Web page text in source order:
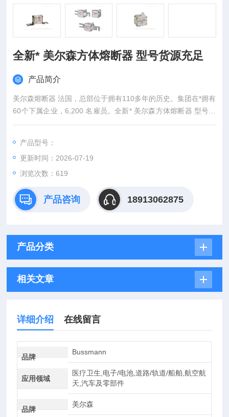
全新* 美尔森方体熔断器 型号货源充足
产品简介
美尔森熔断器 法国，总部位于拥有110多年的历史。集团在*拥有
60个下属企业，6,200 名雇员。全新* 美尔森方体熔断器 型号货
源充足
产品型号：
更新时间：2026-07-19
浏览次数：619
产品咨询 18913062875
产品分类
相关文章
详细介绍 在线留言
品牌
Bussmann
应用领域
医疗卫生,电子/电池,道路/轨道/船舶,航空航
天,汽车及零部件
品牌
美尔森